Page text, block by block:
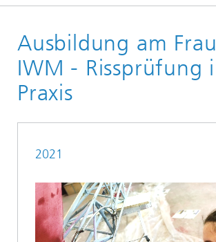
Geschäftsfelder
Werkstoffbewertung und
Ausbildung am
IWM - Rissprüfung
Praxis
2021